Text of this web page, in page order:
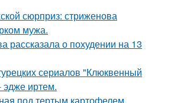
сюрприз: стриженова
мужа.
рассказала о похудении на 13
сериалов "Клюквенный
иртем.